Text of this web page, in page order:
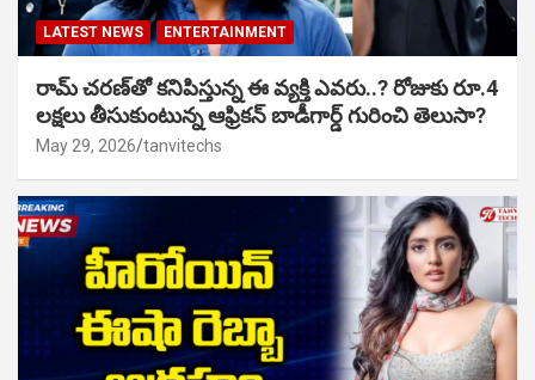
LATEST NEWS ENTERTAINMENT
రామ్ చరణ్‌తో కనిపిస్తున్న ఈ వ్యక్తి ఎవరు..? రోజుకు రూ.4
లక్షలు తీసుకుంటున్న ఆఫ్రికన్ బాడీగార్డ్ గురించి తెలుసా?
May 29, 2026 tanvitechs